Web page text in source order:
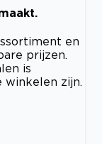
en
prijzen.
is
winkelen zijn.